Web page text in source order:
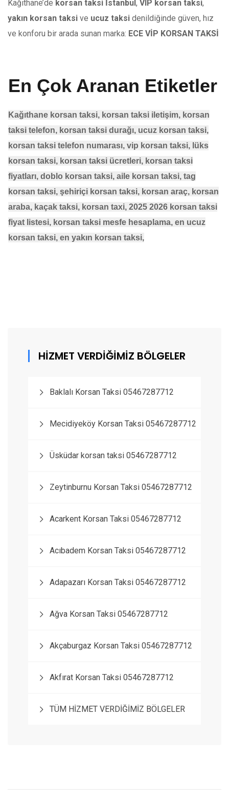
Kağıthane’de korsan taksi İstanbul , VIP korsan taksi,
yakın korsan taksi ve ucuz taksi denildiğinde güven, hız
ve konforu bir arada sunan marka: ECE VİP KORSAN TAKSİ
En Çok Aranan Etiketler
Kağıthane korsan taksi, korsan taksi iletişim, korsan
taksi telefon, korsan taksi durağı, ucuz korsan taksi,
korsan taksi telefon numarası, vip korsan taksi, lüks
korsan taksi, korsan taksi ücretleri, korsan taksi
fiyatları, doblo korsan taksi, aile korsan taksi, tag
korsan taksi, şehiriçi korsan taksi, korsan araç, korsan
araba, kaçak taksi, korsan taxi, 2025 2026 korsan taksi
fiyat listesi, korsan taksi mesfe hesaplama, en ucuz
korsan taksi, en yakın korsan taksi,
HİZMET VERDİĞİMİZ BÖLGELER
Baklalı Korsan Taksi 05467287712
Mecidiyeköy Korsan Taksi 05467287712
Üsküdar korsan taksi 05467287712
Zeytinburnu Korsan Taksi 05467287712
Acarkent Korsan Taksi 05467287712
Acıbadem Korsan Taksi 05467287712
Adapazarı Korsan Taksi 05467287712
Ağva Korsan Taksi 05467287712
Akçaburgaz Korsan Taksi 05467287712
Akfırat Korsan Taksi 05467287712
TÜM HİZMET VERDİĞİMİZ BÖLGELER